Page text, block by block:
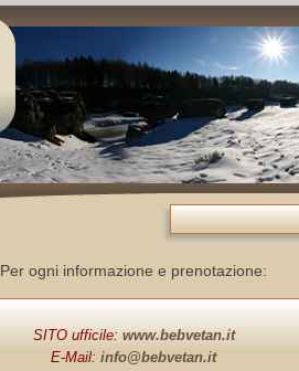
Per ogni informazione e prenotazione:
SITO ufficile: www.bebvetan.it
E-Mail: info@bebvetan.it